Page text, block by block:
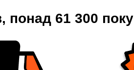
понад 61 300